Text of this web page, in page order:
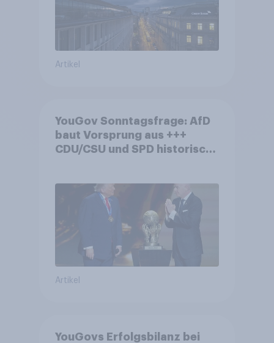
Artikel
YouGov Sonntagsfrage: AfD
baut Vorsprung aus +++
CDU/CSU und SPD historisch
Fußball-WM ohne Politik
Artikel
YouGovs Erfolgsbilanz bei